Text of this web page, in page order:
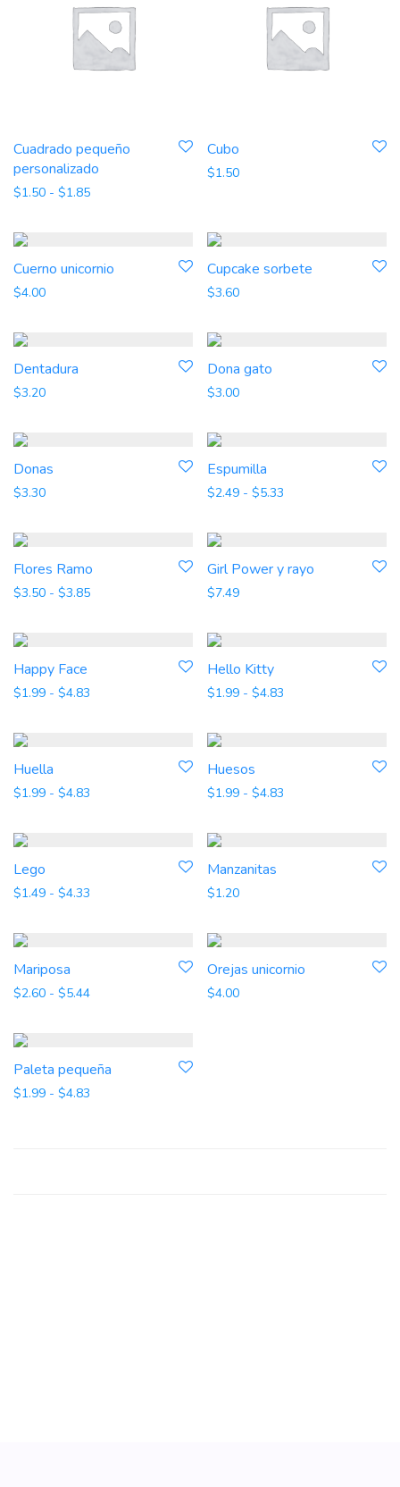
Cuadrado pequeño
personalizado
$1.50 - $1.85Rango de precios: desde $1.50 hasta $1.85
Cubo
$1.50
Cuerno unicornio
$4.00
Cupcake sorbete
$3.60
Dentadura
$3.20
Dona gato
$3.00
Donas
$3.30
Espumilla
$2.49 - $5.33
Flores Ramo
$3.50 - $3.85Rango de precios: desde $3.50 hasta $3.85
Girl Power y rayo
$7.49
Happy Face
$1.99 - $4.83 Rango de precios: desde $1.99 hasta $4.83
Hello Kitty
$1.99 - $4.83
Huella
$1.99 - $4.83 Rango de precios: desde $1.99 hasta $4.83
Huesos
$1.99 - $4.83
Lego
$1.49 - $4.33 Rango de precios: desde $1.49 hasta $4.33
Manzanitas
$1.20
Mariposa
$2.60 - $5.44Rango de precios: desde $2.60 hasta $5.44
Orejas unicornio
$4.00
Paleta pequeña
$1.99 - $4.83